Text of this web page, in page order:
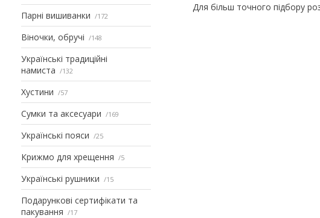
Парні вишиванки 172
Віночки, обручі 148
Українські традиційні
намиста
132
Хустини 57
Сумки та аксесуари 169
Українські пояси 25
Крижмо для хрещення 5
Українські рушники 15
Подарункові сертифікати та
пакування
17
Для більш точного підбору